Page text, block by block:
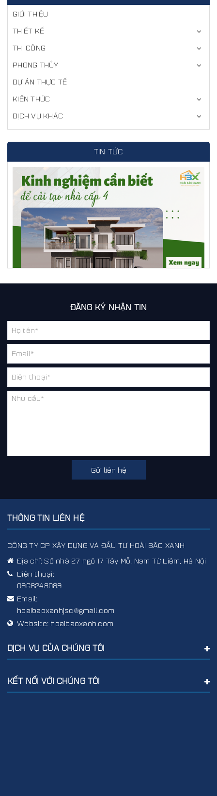
GIỚI THIỆU
THIẾT KẾ
THI CÔNG
PHONG THỦY
DỰ ÁN THỰC TẾ
KIẾN THỨC
DỊCH VỤ KHÁC
TIN TỨC
Các kinh nghiệm cần biết để cải tạo nhà cấp 4 đẹp và
ĐĂNG KÝ NHẬN TIN
Gửi liên hệ
THÔNG TIN LIÊN HỆ
CÔNG TY CP XÂY DỰNG VÀ ĐẦU TƯ HOÀI BÃO XANH
Địa chỉ: Số nhà 27 ngõ 17 Tây Mỗ, Nam Từ Liêm, Hà Nội
Điện thoại:
0968248089
Email:
hoaibaoxanhjsc@gmail.com
Website: hoaibaoxanh.com
DỊCH VỤ CỦA CHÚNG TÔI
KẾT NỐI VỚI CHÚNG TÔI